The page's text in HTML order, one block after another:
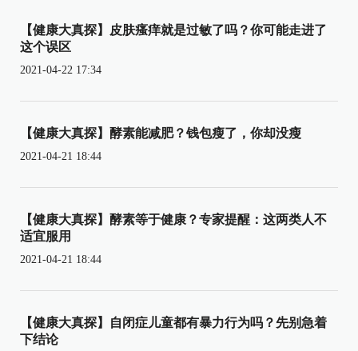
【健康大真探】皮肤瘙痒就是过敏了吗？你可能走进了
这个误区
2021-04-22 17:34
【健康大真探】酵素能减肥？钱包瘦了，你却没瘦
2021-04-21 18:44
【健康大真探】酵素等于健康？专家提醒：这两类人不
适宜服用
2021-04-21 18:44
【健康大真探】自闭症儿童都有暴力行为吗？先别急着
下结论